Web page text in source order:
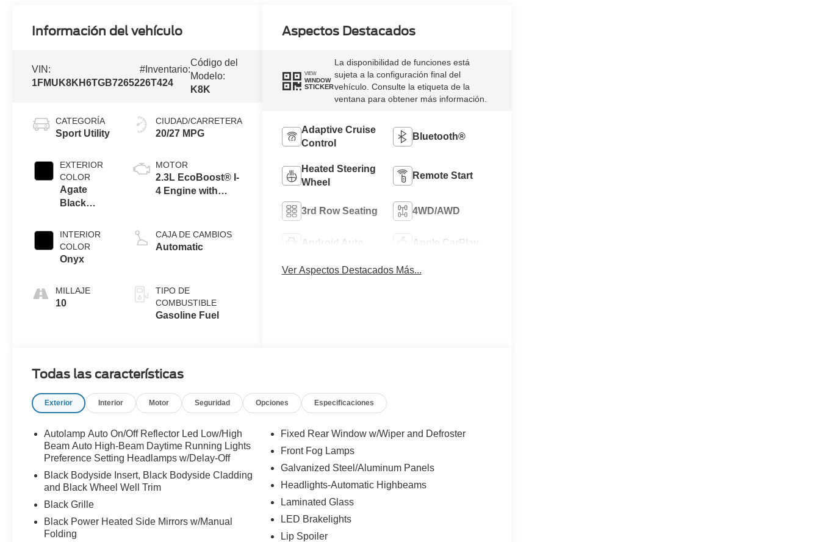
Información del vehículo
VIN:
1FMUK8KH6TGB72652
#Inventario:
26T424
Código del
Modelo:
K8K
CATEGORÍA
Sport Utility
EXTERIOR
COLOR
Agate
Black
INTERIOR
COLOR
Onyx
MILLAJE
10
CIUDAD/CARRETERA
20/27 MPG
MOTOR
2.3L EcoBoost® I-
4 Engine with
CAJA DE CAMBIOS
Automatic
TIPO DE
COMBUSTIBLE
Gasoline Fuel
Aspectos Destacados
VIEW
WINDOW
STICKER
La disponibilidad de funciones está
sujeta a la configuración final del
vehículo. Consulte la etiqueta de la
ventana para obtener más información.
Adaptive Cruise
Control
Bluetooth®
Heated Steering
Wheel
Remote Start
3rd Row Seating 4WD/AWD
Android Auto Apple CarPlay
Ver Aspectos Destacados Más...
Todas las características
Exterior Interior Motor Seguridad Opciones Especificaciones
Autolamp Auto On/Off Reflector Led Low/High
Beam Auto High-Beam Daytime Running Lights
Preference Setting Headlamps w/Delay-Off
Black Bodyside Insert, Black Bodyside Cladding
and Black Wheel Well Trim
Black Grille
Black Power Heated Side Mirrors w/Manual
Folding
Fixed Rear Window w/Wiper and Defroster
Front Fog Lamps
Galvanized Steel/Aluminum Panels
Headlights-Automatic Highbeams
Laminated Glass
LED Brakelights
Lip Spoiler